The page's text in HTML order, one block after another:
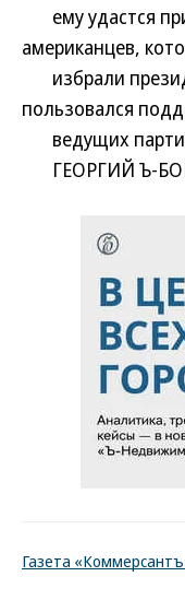
ему удастся
американцев,
избрали
пользовался
ведущих
ГЕОРГИЙ Ъ-
Газета